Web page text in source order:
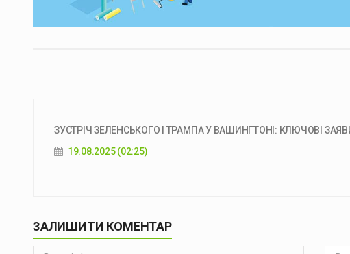
ЗУСТРІЧ ЗЕЛЕНСЬКОГО І ТРАМПА У ВАШИНГТОНІ: КЛЮЧОВІ
19.08.2025 (02:25)
ЗАЛИШИТИ КОМЕНТАР